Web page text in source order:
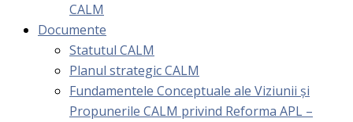
CALM
Documente
Statutul CALM
Planul strategic CALM
Fundamentele Conceptuale ale Viziunii și
Propunerile CALM privind Reforma APL –